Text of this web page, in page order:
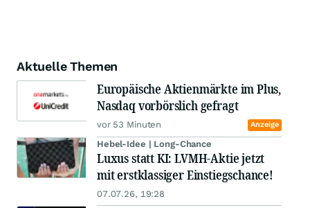
Aktuelle Themen
Europäische Aktienmärkte im Plus,
Nasdaq vorbörslich gefragt
vor 53 Minuten Anzeige
Hebel-Idee | Long-Chance
Luxus statt KI: LVMH-Aktie jetzt
mit erstklassiger Einstiegschance!
07.07.26, 19:28